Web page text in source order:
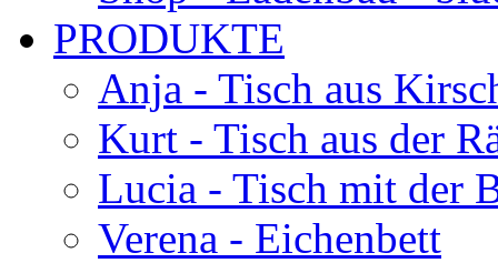
PRODUKTE
Anja - Tisch aus
Kurt - Tisch aus der
Lucia - Tisch mit der
Verena - Eichenbett